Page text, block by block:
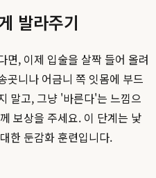
발라주기
면, 이제 입술을 살짝 들어 올려
곳니나 어금니 쪽 잇몸에 부드
말고, 그냥 '바른다'는 느낌으
보상을 주세요. 이 단계는 낯
한 둔감화 훈련입니다.